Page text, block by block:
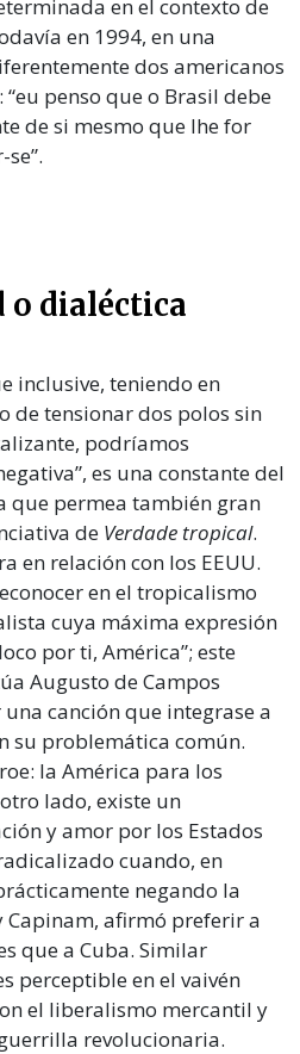
en el contexto de
en 1994, en una
dos americanos
“eu penso que o Brasil debe
de si mesmo que lhe for
o dialéctica
inclusive, teniendo en
de tensionar dos polos sin
podríamos
es una constante del
que permea también gran
de Verdade tropical.
en relación con los EEUU.
en el tropicalismo
cuya máxima expresión
por ti, América”; este
Augusto de Campos
canción que integrase a
su problemática común.
la América para los
lado, existe un
y amor por los Estados
cuando, en
negando la
Capinam, afirmó preferir a
que a Cuba. Similar
perceptible en el vaivén
el liberalismo mercantil y
revolucionaria.